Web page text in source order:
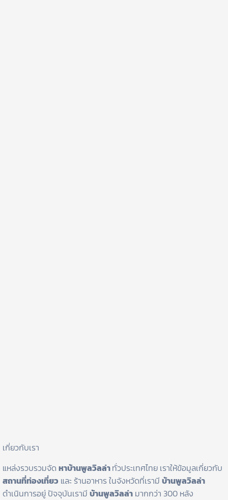
เกี่ยวกับเรา
แหล่งรวบรวมจัด หาบ้านพูลวิลล่าทั่วประเทศไทย เราให้ข้อมูลเกี่ยวกับ
สถานที่ท่องเที่ยว และ ร้านอาหาร ในจังหวัดที่เรามี บ้านพูลวิลล่า
ดำเนินการอยู่ ปัจจุบันเรามี บ้านพูลวิลล่า มากกว่า 300 หลัง